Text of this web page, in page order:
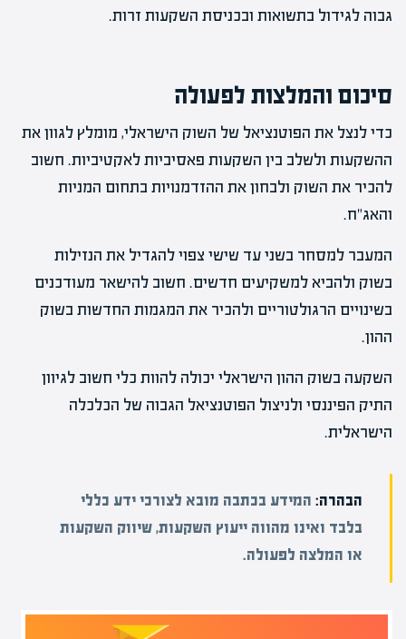
גבוה לגידול בתשואות ובכניסת השקעות זרות.
סיכום והמלצות לפעולה
כדי לנצל את הפוטנציאל של השוק הישראלי, מומלץ לגוון את
ההשקעות ולשלב בין השקעות פאסיביות לאקטיביות. חשוב
להכיר את השוק ולבחון את ההזדמנויות בתחום המניות
והאג"ח.
המעבר למסחר בשני עד שישי צפוי להגדיל את הנזילות
בשוק ולהביא למשקיעים חדשים. חשוב להישאר מעודכנים
בשינויים הרגולטוריים ולהכיר את המגמות החדשות בשוק
ההון.
השקעה בשוק ההון הישראלי יכולה להוות כלי חשוב לגיוון
התיק הפיננסי ולניצול הפוטנציאל הגבוה של הכלכלה
הישראלית.
הבהרה: המידע בכתבה מובא לצורכי ידע כללי
בלבד ואינו מהווה ייעוץ השקעות, שיווק השקעות
או המלצה לפעולה.